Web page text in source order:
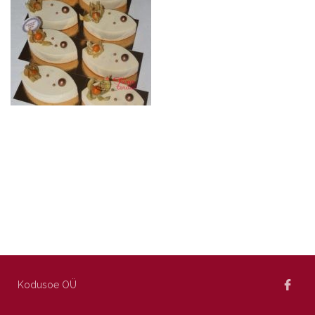
Kodusoe OÜ